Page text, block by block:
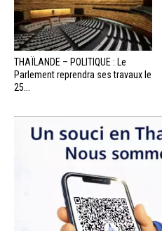
THAÏLANDE – POLITIQUE : Le
Parlement reprendra ses travaux le
25...